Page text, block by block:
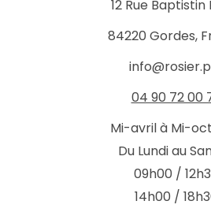
12 Rue Baptistin
84220 Gordes,
04 90 72 00
Mi-avril à Mi-
Du Lundi au
09h00 /
14h00 /